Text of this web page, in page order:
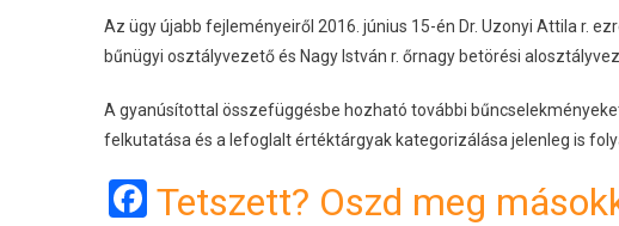
Az ügy újabb fejleményeiről 2016. június 15-én Dr. Uzonyi Attila r.
bűnügyi osztályvezető és Nagy István r. őrnagy betörési
A gyanúsítottal összefüggésbe hozható további
felkutatása és a lefoglalt értéktárgyak kategorizálása jelenleg is
Facebook
Tetszett? Oszd meg